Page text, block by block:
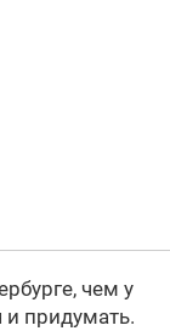
чем у
и придумать.